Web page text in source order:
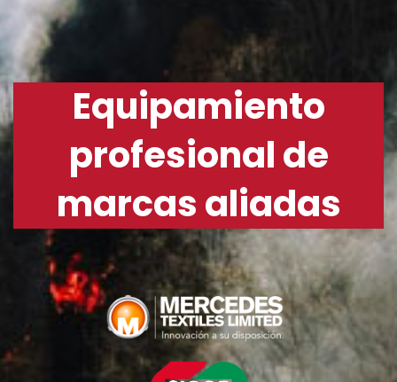
Equipamiento
profesional de
marcas aliadas